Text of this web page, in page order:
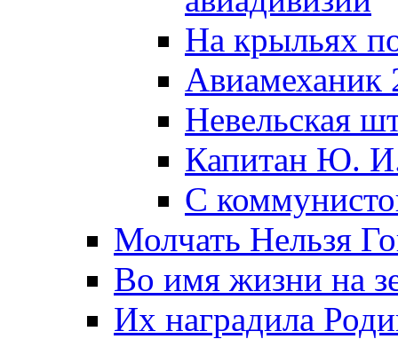
На крыльях
Невельская
Капитан Ю.
С
Молчать Нельзя
Во имя жизни на
Их наградила